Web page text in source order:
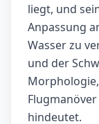
liegt, und
Anpassung
Wasser zu
und der
hindeutet.